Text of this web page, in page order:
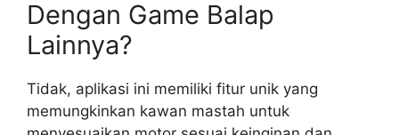
Dengan Game Balap
Lainnya?
Tidak, aplikasi ini memiliki fitur unik yang
memungkinkan kawan mastah untuk